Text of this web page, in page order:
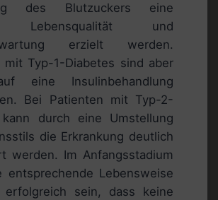
des Blutzuckers eine
Lebensqualität und
erzielt werden.
mit Typ-1-Diabetes sind aber
eine Insulinbehandlung
Bei Patienten mit Typ-2-
kann durch eine Umstellung
die Erkrankung deutlich
werden. Im Anfangsstadium
entsprechende Lebensweise
erfolgreich sein, dass keine